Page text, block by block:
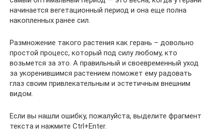
начинается вегетационный период и она еще полна
накопленных ранее сил.
Размножение такого растения как герань – довольно
простой процесс, который под силу любому, кто
возьмется за это. А правильный и своевременный уход
за укоренившимся растением поможет ему радовать
глаз своим привлекательным и эстетичным внешним
видом.
Если вы нашли ошибку, пожалуйста, выделите фрагмент
текста и нажмите Ctrl+Enter.